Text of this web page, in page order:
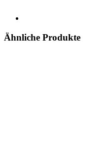
Ähnliche Produkte